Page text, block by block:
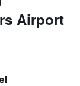
Airport